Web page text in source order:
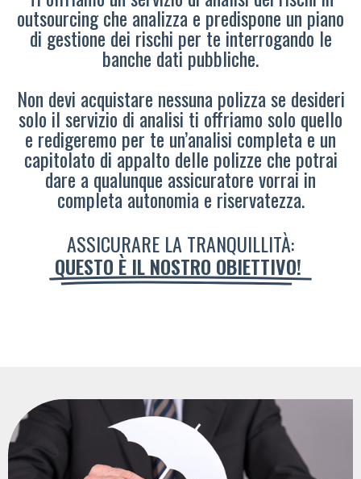
outsourcing che analizza e predispone un piano
di gestione dei rischi per te interrogando le
banche dati pubbliche.
Non devi acquistare nessuna polizza se desideri
solo il servizio di analisi ti offriamo solo quello
e redigeremo per te un’analisi completa e un
capitolato di appalto delle polizze che potrai
dare a qualunque assicuratore vorrai in
completa autonomia e riservatezza.
ASSICURARE LA TRANQUILLITÀ:
QUESTO È IL NOSTRO OBIETTIVO!